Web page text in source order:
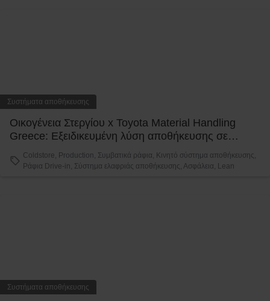
Συστήματα αποθήκευσης
Οικογένεια Στεργίου x Toyota Material Handling
Greece: Εξειδικευμένη λύση αποθήκευσης σε
Coldstore, Production, Συμβατικά ράφια, Κινητό σύστημα αποθήκευσης,
Ράφια Drive-in, Σύστημα ελαφριάς αποθήκευσης, Ασφάλεια, Lean
Συστήματα αποθήκευσης